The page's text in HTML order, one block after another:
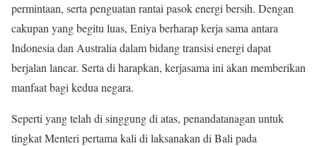
permintaan, serta penguatan rantai pasok energi bersih. Dengan
cakupan yang begitu luas, Eniya berharap kerja sama antara
Indonesia dan Australia dalam bidang transisi energi dapat
berjalan lancar. Serta di harapkan, kerjasama ini akan memberikan
manfaat bagi kedua negara.
Seperti yang telah di singgung di atas, penandatanagan untuk
tingkat Menteri pertama kali di laksanakan di Bali pada